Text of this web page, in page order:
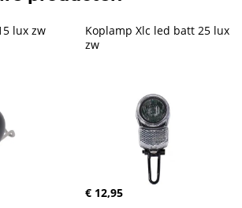
lux zw
Koplamp Xlc led batt 25 lux
zw
€ 12,95